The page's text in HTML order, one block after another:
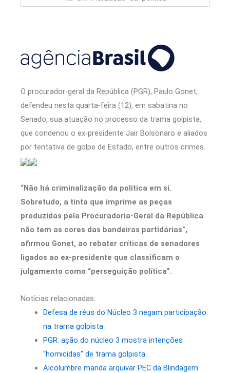
O procurador-geral da República (PGR), Paulo Gonet,
defendeu nesta quarta-feira (12), em sabatina no
Senado, sua atuação no processo da trama golpista,
que condenou o ex-presidente Jair Bolsonaro e aliados
por tentativa de golpe de Estado, entre outros crimes.
“Não há criminalização da política em si.
Sobretudo, a tinta que imprime as peças
produzidas pela Procuradoria-Geral da República
não tem as cores das bandeiras partidárias”,
afirmou Gonet, ao rebater críticas de senadores
ligados ao ex-presidente que classificam o
julgamento como “perseguição política”.
Notícias relacionadas:
Defesa de réus do Núcleo 3 negam participação
na trama golpista .
PGR: ação do núcleo 3 mostra intenções
“homicidas” de trama golpista.
Alcolumbre manda arquivar PEC da Blindagem